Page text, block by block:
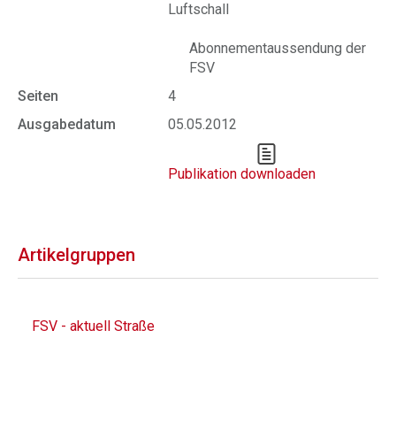
Luftschall
Abonnementaussendung der
FSV
Seiten
4
Ausgabedatum
05.05.2012
Publikation downloaden
Artikelgruppen
FSV - aktuell Straße